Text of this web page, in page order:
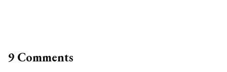
9 Comments